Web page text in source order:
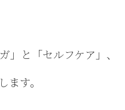
」と「セルフケア」、
す。